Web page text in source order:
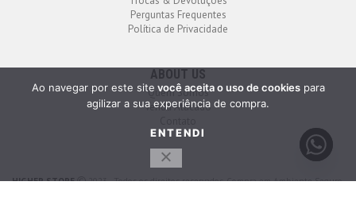
Perguntas Frequentes
Política de Privacidade
ABOUT US
Quem Somos
Venda Atacado
HIGHER STORE 2023 - Todos os direitos reservados. Compra em Ambiente Seguro.
Ao navegar por este site você aceita o uso de cookiespara
agilizar a sua experiência de compra.
ENTENDI